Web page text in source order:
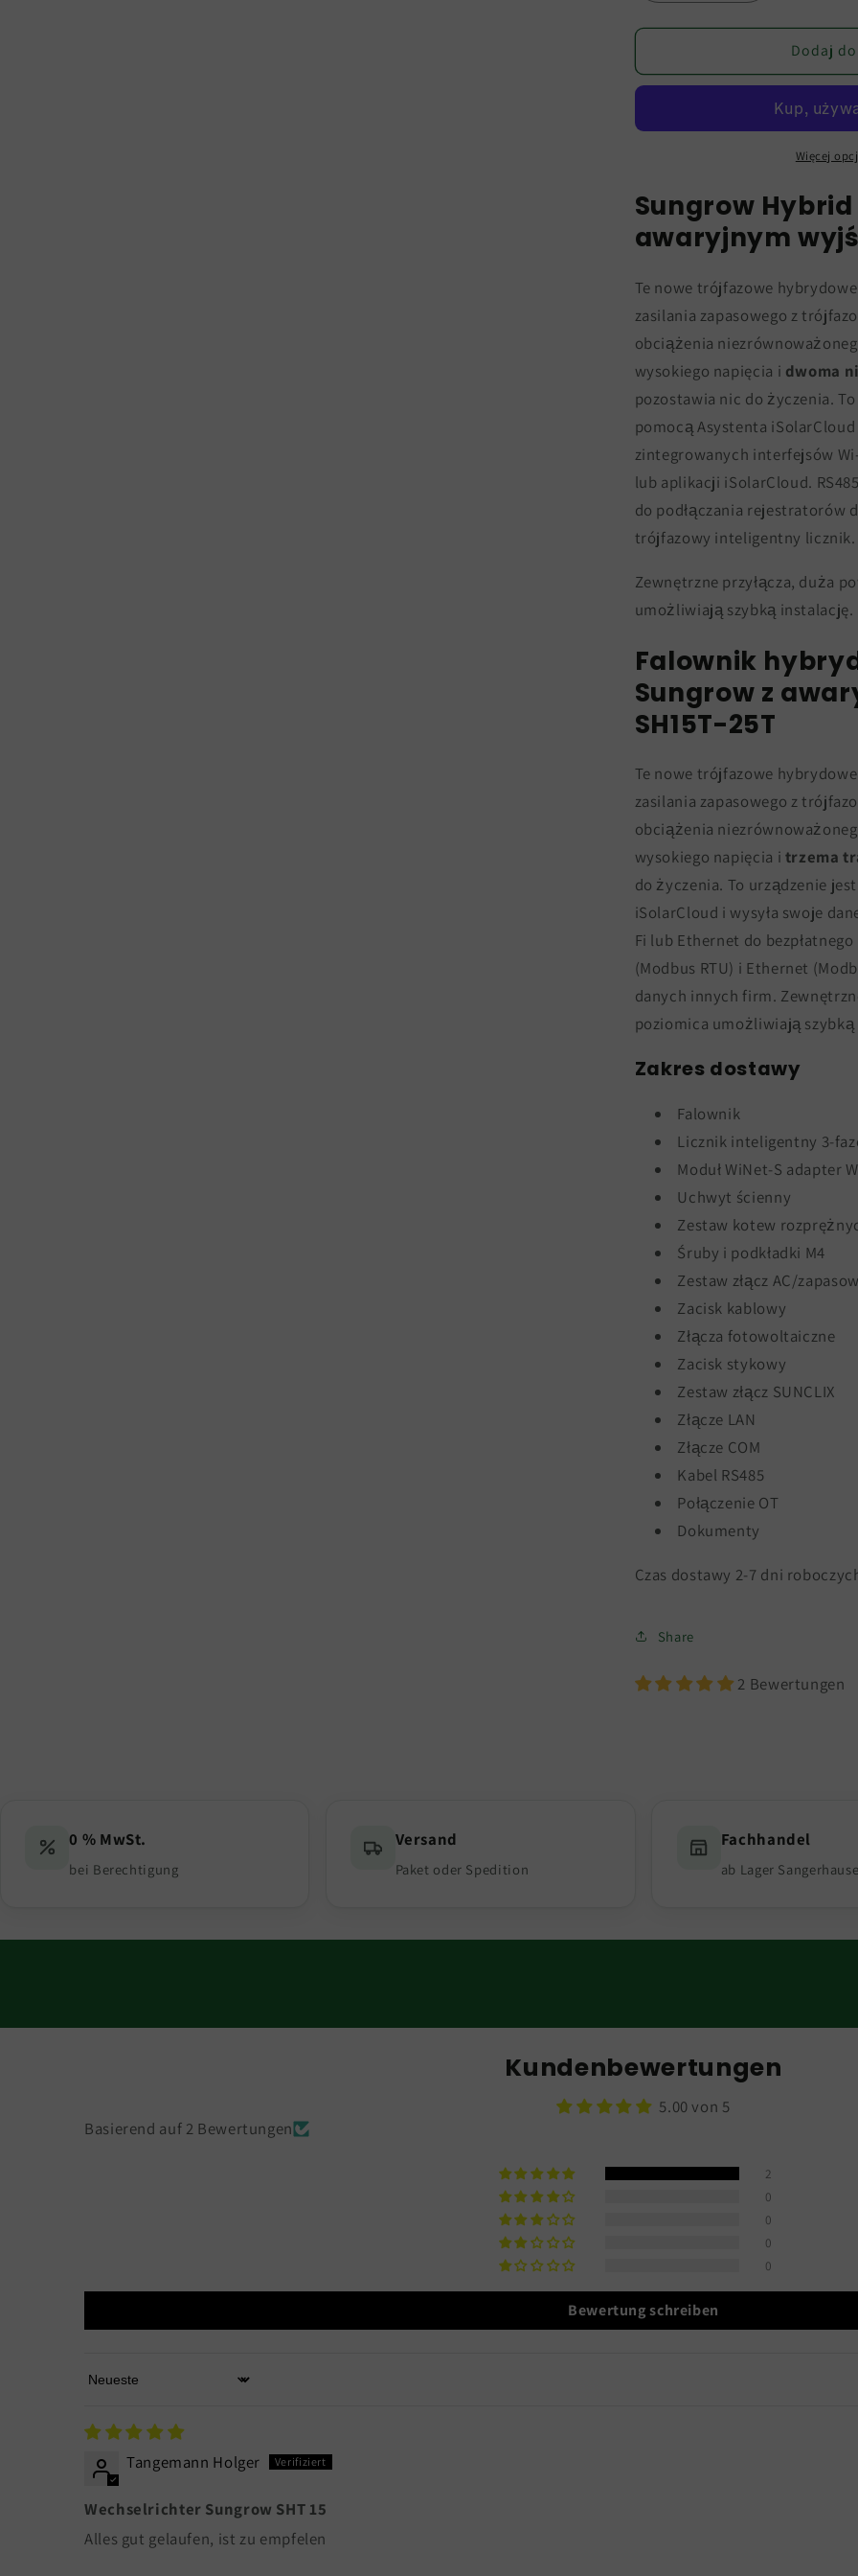
ilość
dla
hybrydowy
-
funkcją
zasilania
awaryjnego
ilość
dla
Falownik
hybrydowy
5KW
-
25KW
funkcją
zasilania
awaryjnego
Dodaj
Więcej
Sungrow
awaryjnym
Te nowe trójfazowe
zasilania zapasowego z
obciążenia
wysokiego napięcia i dwoma
pozostawia nic do życzenia.
pomocą Asystenta
zintegrowanych interfejsów
lub aplikacji iSolarCloud.
do podłączania rejestratorów
trójfazowy inteligentny licznik.
Zewnętrzne przyłącza, duża
umożliwiają szybką instalację.
Falownik
Sungrow z
SH15T-25T
Te nowe trójfazowe
zasilania zapasowego z
obciążenia
wysokiego napięcia i trzema
do życzenia. To urządzenie
iSolarCloud i wysyła swoje
Fi lub Ethernet do
(Modbus RTU) i Ethernet
danych innych firm.
poziomica umożliwiają
Zakres dostawy
Falownik
Licznik inteligentny 3-
Moduł WiNet-S adapter
Uchwyt ścienny
Zestaw kotew
Śruby i podkładki M4
Zestaw złącz AC/
Zacisk kablowy
Złącza fotowoltaiczne
Zacisk stykowy
Zestaw złącz SUNCLIX
Złącze LAN
Złącze COM
Kabel RS485
Połączenie OT
Dokumenty
Czas dostawy 2-7 dni
Share
2 Bewertungen
0 % MwSt.
bei Berechtigung
Versand
Paket oder Spedition
Fachhandel
ab Lager
Kundenbewertungen
5.00 von 5
Basierend auf 2 Bewertungen
2
0
0
0
0
Bewertung schreiben
Sort by
Tangemann Holger
Wechselrichter Sungrow SHT 15
Alles gut gelaufen, ist zu empfelen